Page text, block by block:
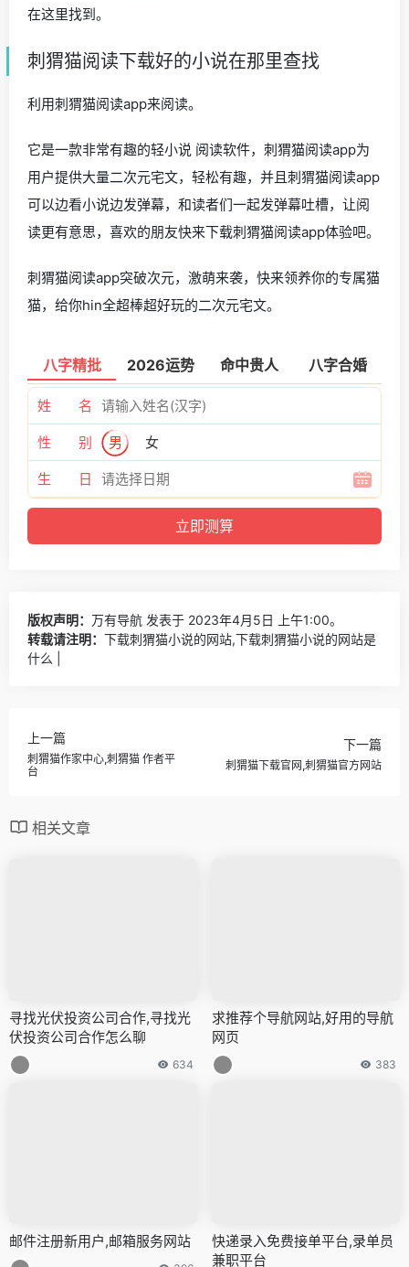
在这里找到。
刺猬猫阅读下载好的小说在那里查找
利用刺猬猫阅读app来阅读。
它是一款非常有趣的轻小说 阅读软件，刺猬猫阅读app为
用户提供大量二次元宅文，轻松有趣，并且刺猬猫阅读app
可以边看小说边发弹幕，和读者们一起发弹幕吐槽，让阅
读更有意思，喜欢的朋友快来下载刺猬猫阅读app体验吧。
刺猬猫阅读app突破次元，激萌来袭，快来领养你的专属猫
猫，给你hin全超棒超好玩的二次元宅文。
八字精批 2026运势 命中贵人 八字合婚
姓 名
性 别 男 女
生 日
版权声明： 万有导航 发表于 2023年4月5日 上午1:00。
转载请注明： 下载刺猬猫小说的网站,下载刺猬猫小说的网站是
什么 |
上一篇
刺猬猫作家中心,刺猬猫 作者平
台
下一篇
刺猬猫下载官网,刺猬猫官方网站
相关文章
寻找光伏投资公司合作,寻找光
伏投资公司合作怎么聊
634
求推荐个导航网站,好用的导航
网页
383
邮件注册新用户,邮箱服务网站
快递录入免费接单平台,录单员
兼职平台